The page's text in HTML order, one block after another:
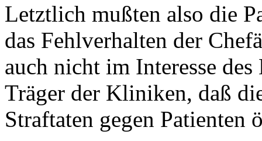
Letztlich mußten also die
das Fehlverhalten der
auch nicht im Interesse des
Träger der Kliniken, daß
Straftaten gegen